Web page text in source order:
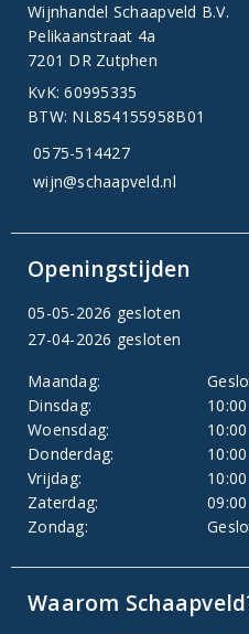
Wijnhandel Schaapveld B.V.
Pelikaanstraat 4a
7201 DR Zutphen
KvK: 60995335
BTW: NL854155958B01
0575-514427
wijn@schaapveld.nl
Openingstijden
05-05-2026 gesloten
27-04-2026 gesloten
Maandag:
Dinsdag:
Woensdag:
Donderdag:
Vrijdag:
Zaterdag:
Zondag:
Waarom